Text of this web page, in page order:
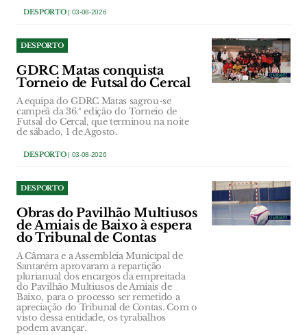
DESPORTO| 03-08-2026
DESPORTO
GDRC Matas conquista
Torneio de Futsal do Cercal
A equipa do GDRC Matas sagrou-se
campeã da 36.ª edição do Torneio de
Futsal do Cercal, que terminou na noite
de sábado, 1 de Agosto.
DESPORTO| 03-08-2026
DESPORTO
Obras do Pavilhão Multiusos
de Amiais de Baixo à espera
do Tribunal de Contas
A Câmara e a Assembleia Municipal de
Santarém aprovaram a repartição
plurianual dos encargos da empreitada
do Pavilhão Multiusos de Amiais de
Baixo, para o processo ser remetido a
apreciação do Tribunal de Contas. Com o
visto dessa entidade, os tyrabalhos
podem avançar.